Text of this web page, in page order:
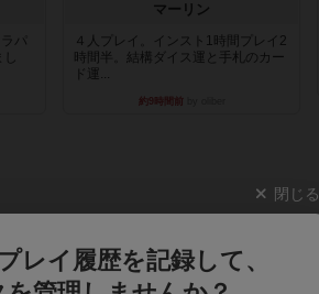
パ
マーリン
４人プレイ。インスト1時間プレイ2
時間半。結構ダイス運と手札のカー
ド運...
約9時間前
閉じる
レイ履歴を記録して、